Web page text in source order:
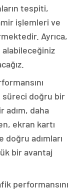
tespiti,
işlemleri ve
Ayrıca,
alabileceğiniz
süreci doğru bir
adım, daha
ekran kartı
adımları
bir avantaj
performansını